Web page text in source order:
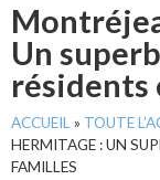
Un
résidents
ACCUEIL » TOUTE
HERMITAGE : UN
FAMILLES